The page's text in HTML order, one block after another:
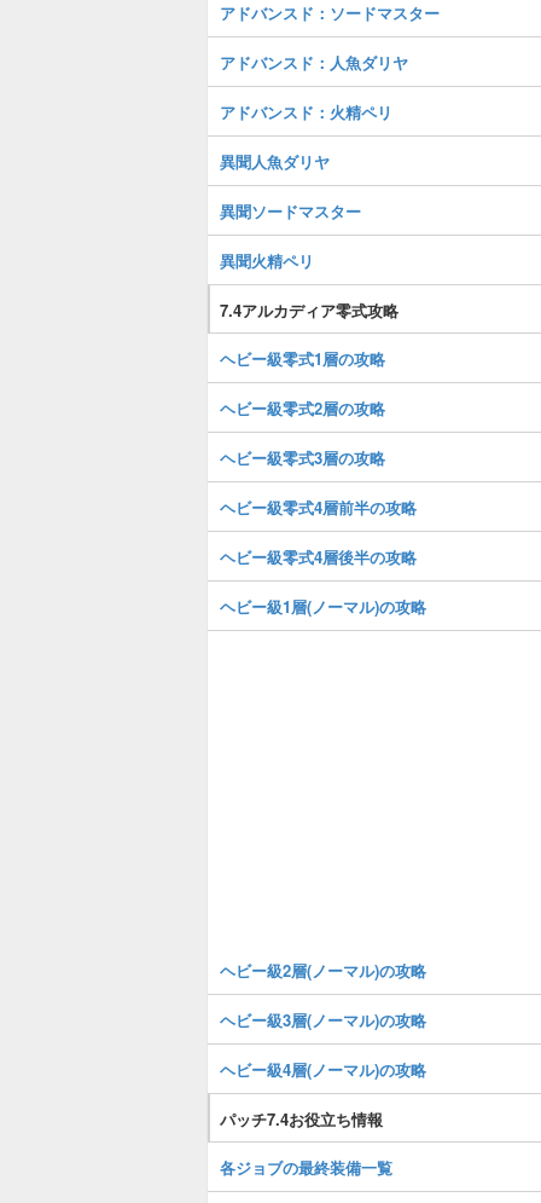
アドバンスド：ソードマスター
アドバンスド：人魚ダリヤ
アドバンスド：火精ペリ
異聞人魚ダリヤ
異聞ソードマスター
異聞火精ペリ
7.4アルカディア零式攻略
ヘビー級零式1層の攻略
ヘビー級零式2層の攻略
ヘビー級零式3層の攻略
ヘビー級零式4層前半の攻略
ヘビー級零式4層後半の攻略
ヘビー級1層(ノーマル)の攻略
ヘビー級2層(ノーマル)の攻略
ヘビー級3層(ノーマル)の攻略
ヘビー級4層(ノーマル)の攻略
パッチ7.4お役立ち情報
各ジョブの最終装備一覧